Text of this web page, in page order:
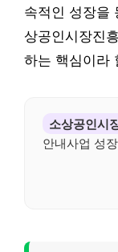
속적인 성장을
상공인시장진
하는 핵심이라
소상공인시
안내사업 성